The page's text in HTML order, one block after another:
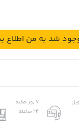
شد به من اطلاع
7 روز هفته
24 ساعته